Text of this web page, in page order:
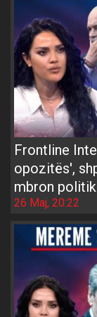
Frontline
opozitës',
mbron
26 Maj, 20:22